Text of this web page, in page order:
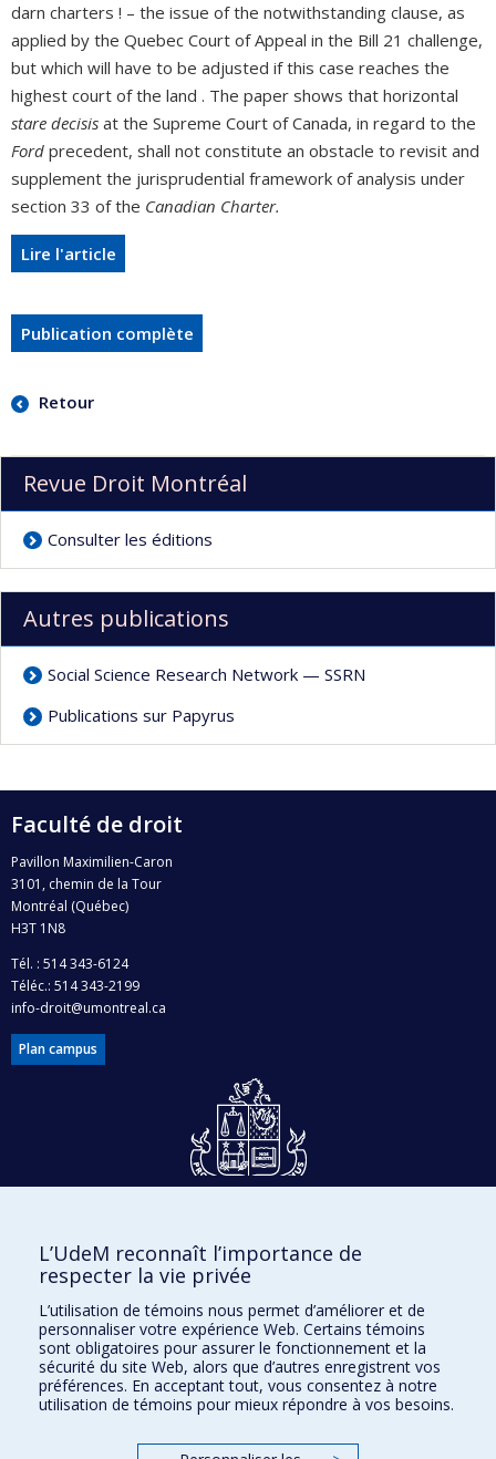
darn charters ! – the issue of the notwithstanding clause, as
applied by the Quebec Court of Appeal in the Bill 21 challenge,
but which will have to be adjusted if this case reaches the
highest court of the land . The paper shows that horizontal
stare decisis at the Supreme Court of Canada, in regard to the
Ford precedent, shall not constitute an obstacle to revisit and
supplement the jurisprudential framework of analysis under
section 33 of the Canadian Charter.
Lire l'article
Publication complète
Retour
Revue Droit Montréal
Consulter les éditions
Autres publications
Social Science Research Network — SSRN
Publications sur Papyrus
Faculté de droit
Pavillon Maximilien-Caron
3101, chemin de la Tour
Montréal (Québec)
H3T 1N8
Tél. : 514 343-6124
Téléc.: 514 343-2199
info-droit@umontreal.ca
Plan campus
Accès protégé
Facebook|Twitter
LinkedIn|Instagram
L’UdeM reconnaît l’importance de
respecter la vie privée
L’utilisation de témoins nous permet d’améliorer et de
personnaliser votre expérience Web. Certains témoins
sont obligatoires pour assurer le fonctionnement et la
sécurité du site Web, alors que d’autres enregistrent vos
préférences. En acceptant tout, vous consentez à notre
utilisation de témoins pour mieux répondre à vos besoins.